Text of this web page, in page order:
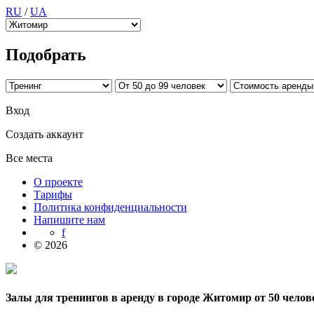
RU /UA
Подобрать
Вход
Создать аккаунт
Все места
О проекте
Тарифы
Политика конфиденциальности
Напишите нам
f
© 2026
Залы для тренингов в аренду в городе Житомир от 50